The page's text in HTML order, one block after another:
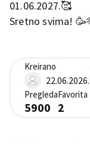
01.06.2027.🥰
Sretno svima!
Kreirano
22.06.2026.
Pregleda
5900
Favorita
2